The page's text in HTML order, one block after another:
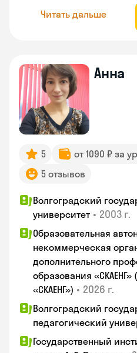
Читать дальше
Анна
5 от 1090 ₽ за
5 отзывов
Волгоградский
университет • 2003 г.
Образовательная
некоммерческая
дополнительного
образования «СКАЕНГ»
«СКАЕНГ») • 2026 г.
Волгоградский
педагогический
Государственный